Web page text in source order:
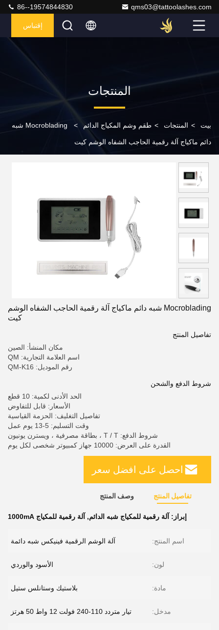
qms03@tattoolashes.com
86--19574844830
إقتباس
المنتجات
بيت > المنتجات > طقم وشم المكياج الدائم > Mocroblading شبه
دائم ماكياج آلة رقمية الحاجب الشفاه الوشم كيت
Mocroblading شبه دائم ماكياج آلة رقمية الحاجب الشفاه الوشم
كيت
تفاصيل المنتج
مكان المنشأ: الصين
اسم العلامة التجارية: QM
رقم الموديل: QM-K16
شروط الدفع والشحن
الحد الأدنى لكمية: 10 قطع
الأسعار: قابل للتفاوض
تفاصيل التغليف: الحزمة القياسية
وقت التسليم: 5-13 يوم عمل
شروط الدفع: T / T ، بطاقة مصرفية ، ويسترن يونيون
القدرة على العرض: 10000 جهاز كمبيوتر شخصى لكل يوم
احصل على افضل سعر
تفاصيل المنتج وصف المنتج
إبراز: آلة رقمية للمكياج شبه الدائم, آلة رقمية للمكياج 1000mA
اسم المنتج: آلة الوشم الرقمية فينيكس شبه دائمة
لون: الأسود والوردي
مادة: بلاستيك وستانلس ستيل
مدخل: تيار متردد 110-240 فولت 12 واط 50 هرتز